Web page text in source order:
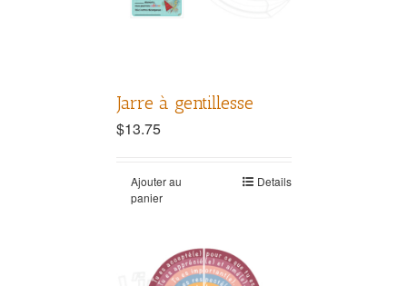
Jarre à gentillesse
$13.75
Ajouter au
panier
Details